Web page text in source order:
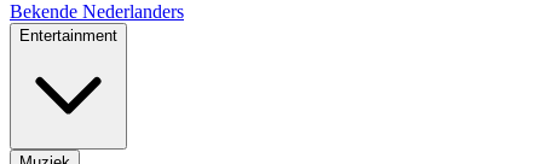
Bekende Nederlanders
Entertainment